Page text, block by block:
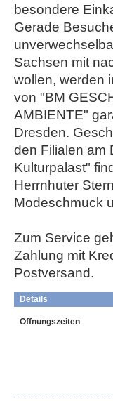
besondere
Gerade
Sachsen mit
wollen, werden
von "BM
AMBIENTE"
Dresden.
den Filialen am
Kulturpalast"
Herrnhuter
Modeschmuck
Zum Service
Zahlung mit
Postversand.
Details
Öffnungszeiten